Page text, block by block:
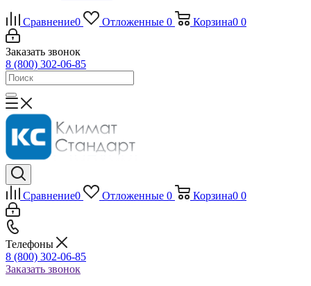
Сравнение0 Отложенные 0 Корзина0 0
Заказать звонок
8 (800) 302-06-85
Сравнение0 Отложенные 0 Корзина0 0
Телефоны
8 (800) 302-06-85
Заказать звонок